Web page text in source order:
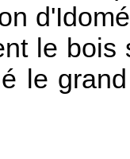
le bois
le